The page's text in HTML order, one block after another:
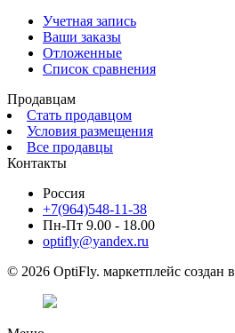
Учетная запись
Ваши заказы
Отложенные
Список сравнения
Продавцам
Стать продавцом
Условия размещения
Все продавцы
Контакты
Россия
+7(964)548-11-38
Пн-Пт 9.00 - 18.00
optifly@yandex.ru
© 2026 OptiFly. маркетплейс создан в